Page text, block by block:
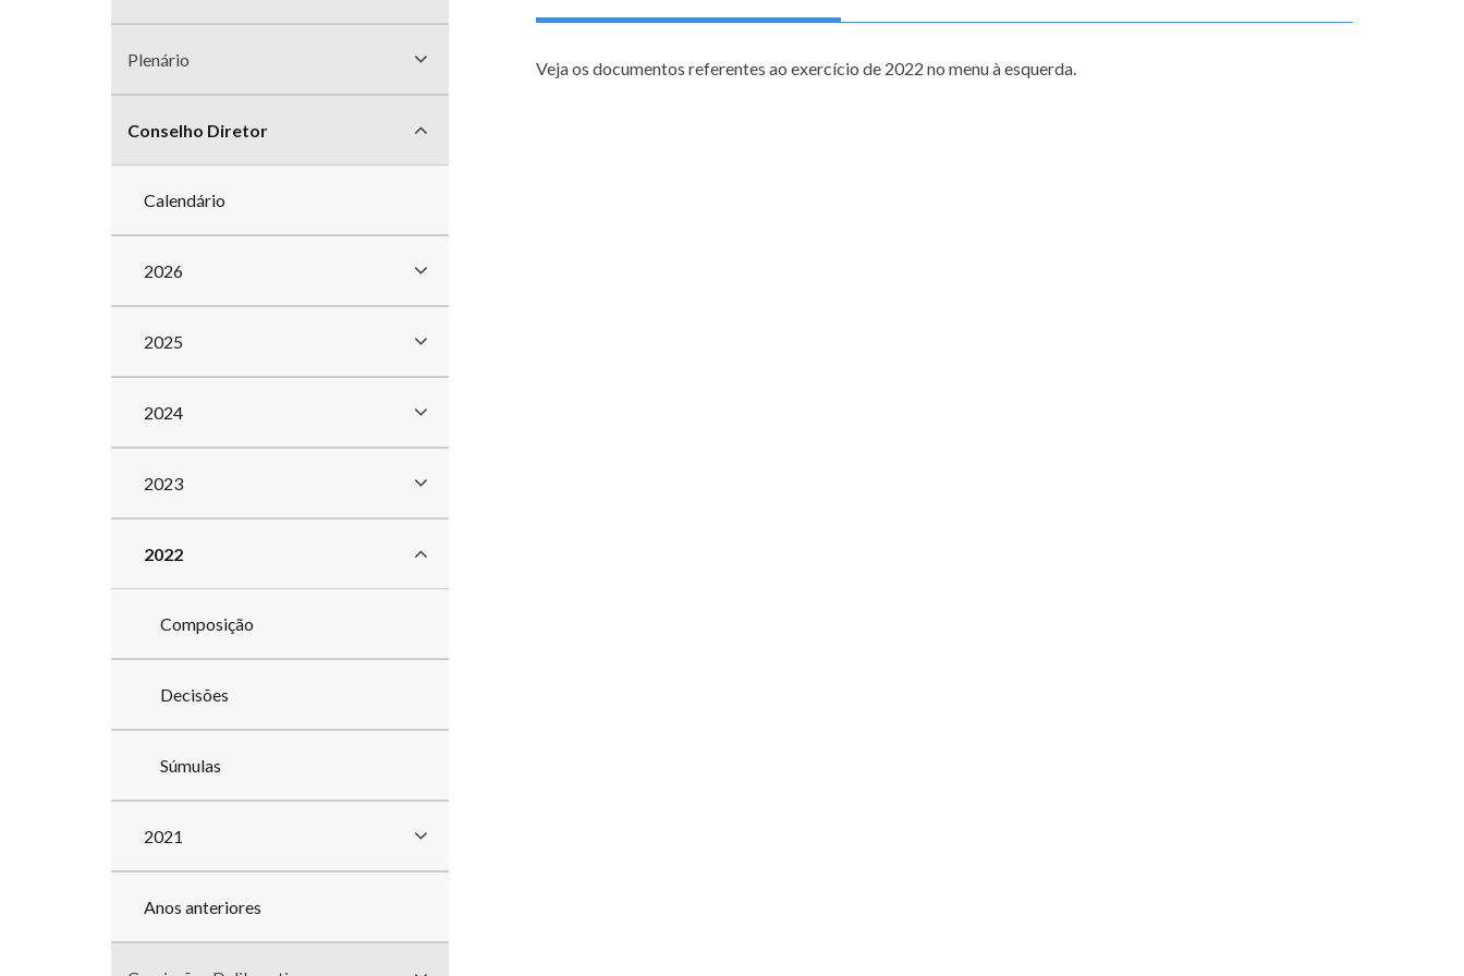
Veja os documentos referentes ao exercício de 2022 no menu à esquerda.
Plenário
Conselho Diretor
Calendário
2026
2025
2024
2023
2022
Composição
Decisões
Súmulas
2021
Anos anteriores